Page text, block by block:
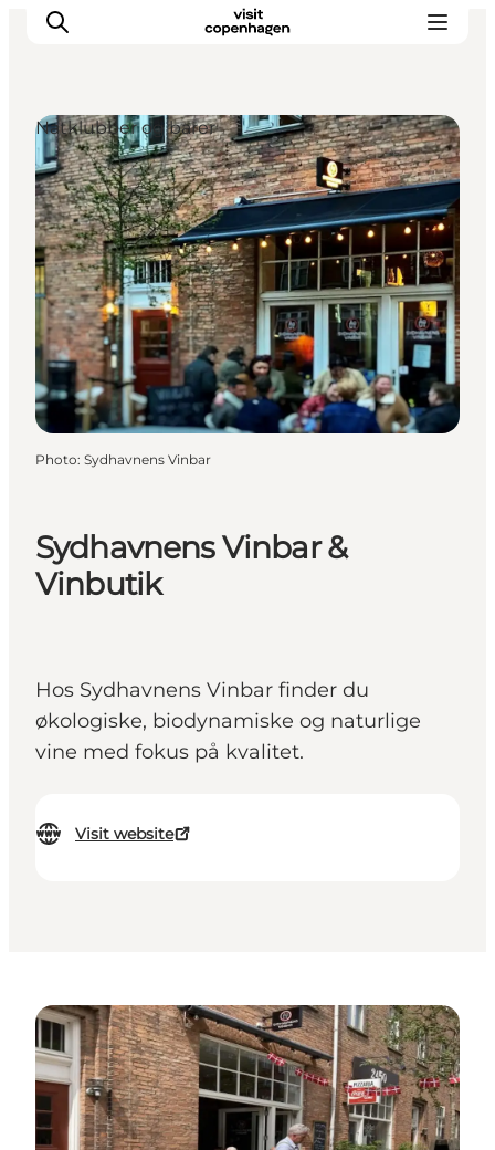
Aktiviteter
Mat och dryck
Planera din resa
Sydhavnens Vinbar &
Vinbutik
Hos Sydhavnens Vinbar finder du
økologiske, biodynamiske og naturlige
vine med fokus på kvalitet.
Visit website
Natklubber og barer
Photo: Sydhavnens Vinbar